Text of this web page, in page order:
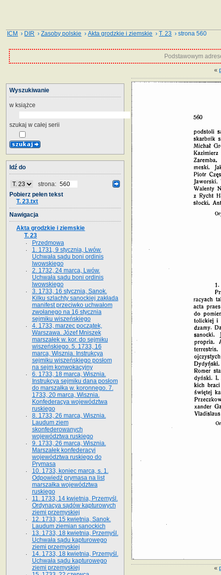
ICM › DIR ›Zasoby polskie ›Akta grodzkie i ziemskie ›T. 23 › strona 560
Podstawowym
«
«
Wyszukiwanie
w książce
szukaj w całej serii
Idź do
strona:
Pobierz pełen tekst
T. 23.txt
Nawigacja
Akta grodzkie i ziemskie
T. 23
Przedmowa
1. 1731, 9 stycznia, Lwów.
Uchwała sądu boni ordinis
lwowskiego
2. 1732, 24 marca, Lwów.
Uchwała sądu boni ordinis
lwowskiego
3. 1733, 16 stycznia, Sanok.
Kilku szlachty sanockiej zakłada
manifest przeciwko uchwałom
zwołanego na 16 stycz­nia
sejmiku wiszeńskiego
4. 1733, marzec początek,
Warszawa. Józef Mniszek
marszałek w. kor. do sejmiku
wiszeńskiego. 5. 1733, 16
marca, Wisznia. Instrukcya
sejmiku wiszeńskiego posłom
na sejm konwokacyjny
6. 1733, 18 marca, Wisznia.
Instrukcya sejmiku dana posłom
do marszałka w. koronnego. 7.
1733, 20 marca, Wisznia.
Konfederacya województwa
ruskiego
8. 1733, 26 marca, Wisznia.
Laudum ziem
skonfederowanych
województwa ruskiego
9. 1733, 26 marca, Wisznia.
Marszałek konfederacyi
województwa ruskiego do
Prymasa
10. 1733, koniec marca, s. 1.
Odpowiedź prymasa na list
marszałka województwa
ruskiego
11. 1733, 14 kwietnia, Przemyśl.
Ordynacya sądów kapturowych
ziemi przemyskiej
12. 1733, 15 kwietnia, Sanok.
Laudum ziemian sanockich
13. 1733, 18 kwietnia, Przemyśl.
Uchwała sądu kapturowego
ziemi przemyskiej
14. 1733, 18 kwietnia, Przemyśl.
Uchwała sądu kapturowego
ziemi przemyskiej